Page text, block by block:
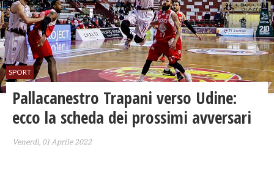
SPORT
Pallacanestro Trapani verso Udine:
ecco la scheda dei prossimi avversari
Venerdì, 01 Aprile 2022